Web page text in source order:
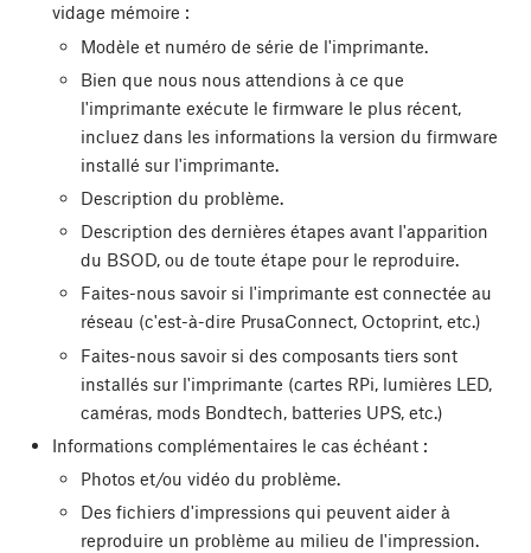
vidage mémoire :
Modèle et numéro de série de l'imprimante.
Bien que nous nous attendions à ce que
l'imprimante exécute le firmware le plus récent,
incluez dans les informations la version du firmware
installé sur l'imprimante.
Description du problème.
Description des dernières étapes avant l'apparition
du BSOD, ou de toute étape pour le reproduire.
Faites-nous savoir si l'imprimante est connectée au
réseau (c'est-à-dire PrusaConnect, Octoprint, etc.)
Faites-nous savoir si des composants tiers sont
installés sur l'imprimante (cartes RPi, lumières LED,
caméras, mods Bondtech, batteries UPS, etc.)
Informations complémentaires le cas échéant :
Photos et/ou vidéo du problème.
Des fichiers d'impressions qui peuvent aider à
reproduire un problème au milieu de l'impression.